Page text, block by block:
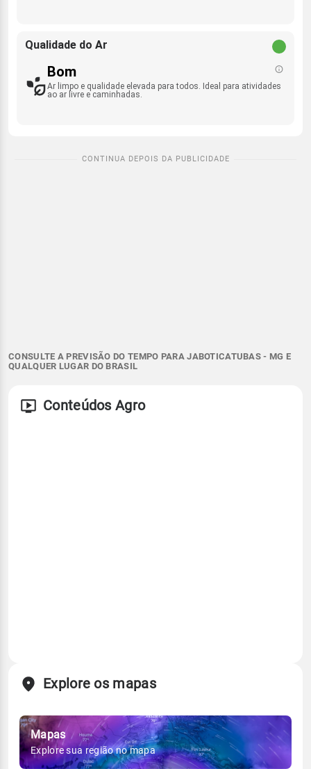
Qualidade do Ar
Bom
Ar limpo e qualidade elevada para todos. Ideal para atividades
ao ar livre e caminhadas.
CONSULTE A PREVISÃO DO TEMPO PARA JABOTICATUBAS - MG E
QUALQUER LUGAR DO BRASIL
Conteúdos Agro
Explore os mapas
Mapas
Explore sua região no mapa